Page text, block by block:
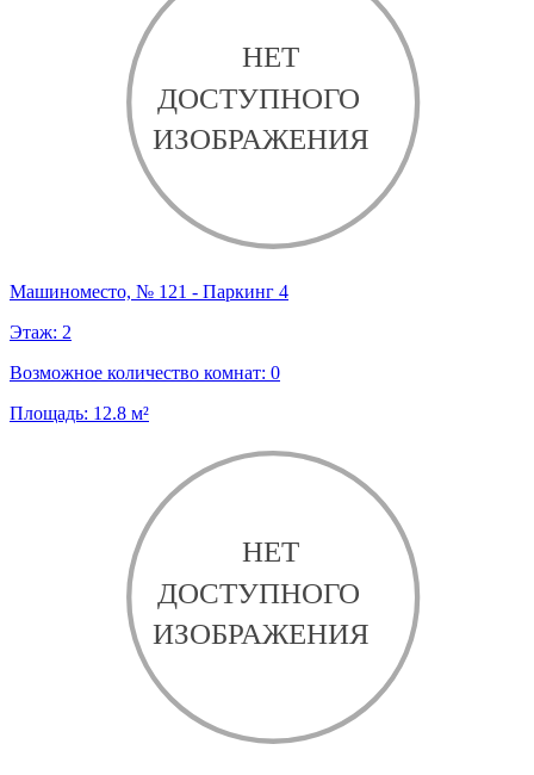
Машиноместо, № 121 - Паркинг 4
Этаж: 2
Возможное количество комнат: 0
Площадь: 12.8 м²